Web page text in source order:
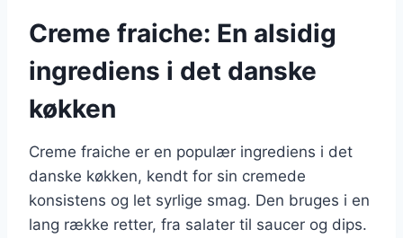
Creme fraiche: En alsidig
ingrediens i det danske
køkken
Creme fraiche er en populær ingrediens i det
danske køkken, kendt for sin cremede
konsistens og let syrlige smag. Den bruges i en
lang række retter, fra salater til saucer og dips.